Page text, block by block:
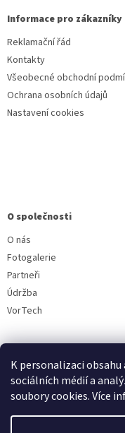
K personalizaci
sociálních médií a
soubory cookies. Více
Informace pro zákazníky
Reklamační řád
Kontakty
Všeobecné obchodní
Ochrana osobních údajů
Nastavení cookies
O společnosti
O nás
Fotogalerie
Partneři
Údržba
VorTech